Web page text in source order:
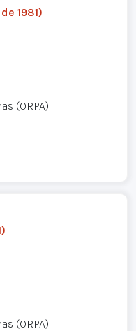
1981)
(ORPA)
(ORPA)